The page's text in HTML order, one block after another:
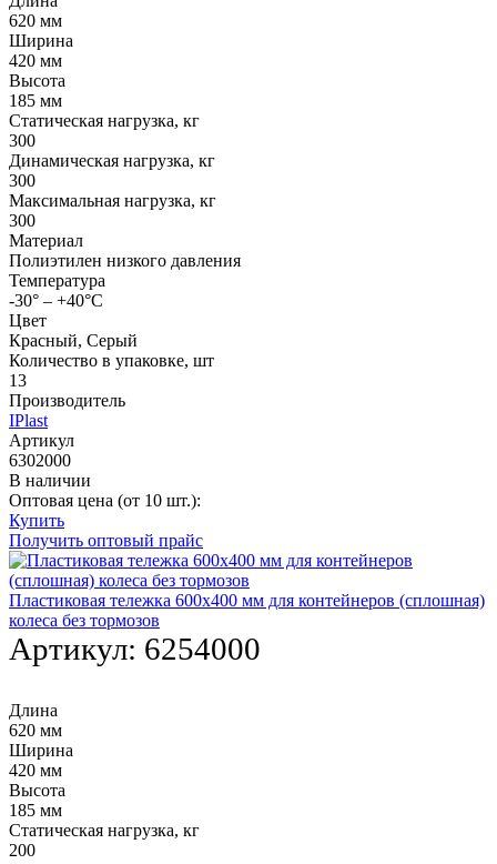
620 мм
Ширина
420 мм
Высота
185 мм
Статическая нагрузка, кг
300
Динамическая нагрузка, кг
300
Максимальная нагрузка, кг
300
Материал
Полиэтилен низкого давления
Температура
-30° – +40°С
Цвет
Красный, Серый
Количество в упаковке, шт
13
Производитель
IPlast
Артикул
6302000
В наличии
Оптовая цена (от 10 шт.):
Купить
Получить оптовый прайс
Пластиковая тележка 600х400 мм для контейнеров (сплошная)
колеса без тормозов
Артикул: 6254000
Длина
620 мм
Ширина
420 мм
Высота
185 мм
Статическая нагрузка, кг
200